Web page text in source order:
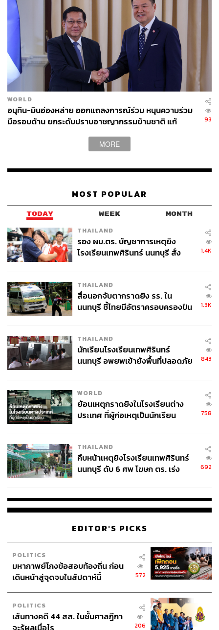
WORLD
อนุทิน-มินอ่องหล่าย ออกแถลงการณ์ร่วม หนุนความร่วม
มือรอบด้าน ยกระดับปราบอาชญากรรมข้ามชาติ แก้
93
MORE
MOST POPULAR
TODAY WEEK MONTH
THAILAND
รอง ผบ.ตร. บัญชาการเหตุยิง
โรงเรียนเทพศิรินทร์ นนทบุรี สั่ง
1.4K
THAILAND
สื่อนอกจับตากราดยิง รร. ใน
นนทบุรี ชี้ไทยมีอัตราครอบครองปืน
1.3K
THAILAND
นักเรียนโรงเรียนเทพศิรินทร์
นนทบุรี อพยพเข้ายังพื้นที่ปลอดภัย
843
WORLD
ย้อนเหตุกราดยิงในโรงเรียนต่าง
ประเทศ ที่ผู้ก่อเหตุเป็นนักเรียน
758
THAILAND
คืบหน้าเหตุยิงโรงเรียนเทพศิรินทร์
นนทบุรี ดับ 6 ศพ โฆษก ตร. เร่ง
692
EDITOR'S PICKS
POLITICS
มหากาพย์โกงข้อสอบท้องถิ่น ก่อน
เดินหน้าสู่จุดจบในสัปดาห์นี้
572
POLITICS
เส้นทางคดี 44 สส. ในชั้นศาลฎีกา
206